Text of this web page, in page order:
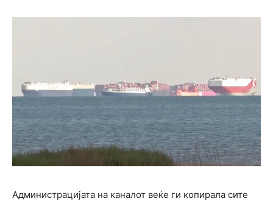
Администрацијата на каналот веќе ги копирала сите